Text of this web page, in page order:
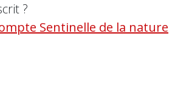
?
Sentinelle de la nature